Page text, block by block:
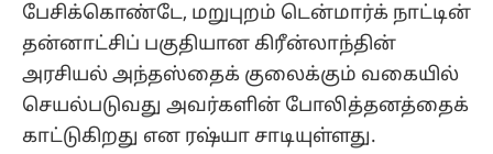
பேசிக்கொண்டே, மறுபுறம் டென்மார்க் நாட்டின்
தன்னாட்சிப் பகுதியான கிரீன்லாந்தின்
அரசியல் அந்தஸ்தைக் குலைக்கும் வகையில்
செயல்படுவது அவர்களின் போலித்தனத்தைக்
காட்டுகிறது என ரஷ்யா சாடியுள்ளது.